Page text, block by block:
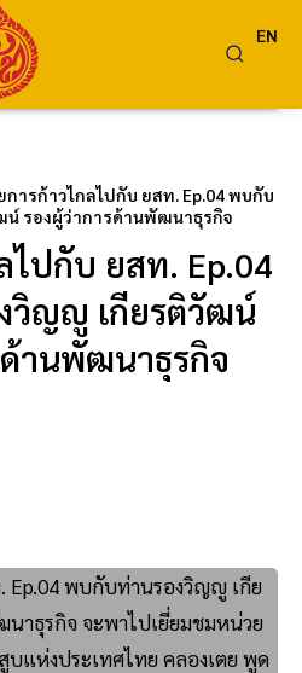
EN
การก้าวไกลไปกับ ยสท. Ep.04 พบกับ
รองผู้ว่าการด้านพัฒนาธุรกิจ
ไปกับ ยสท. Ep.04
วิญญู เกียรติวัฒน์
านพัฒนาธุรกิจ
Ep.04 พบกับท่านรองวิญญู เกีย
าธุรกิจ จะพาไปเยี่ยมชมหน่วย
แห่งประเทศไทย คลองเตย พูด